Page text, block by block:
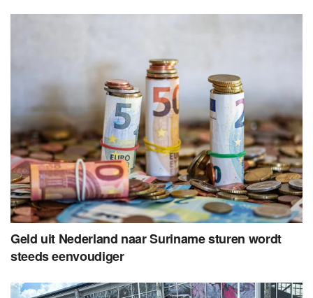
Geld uit Nederland naar Suriname sturen wordt
steeds eenvoudiger